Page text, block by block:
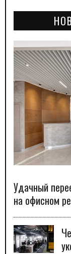
Удачный
на офисном